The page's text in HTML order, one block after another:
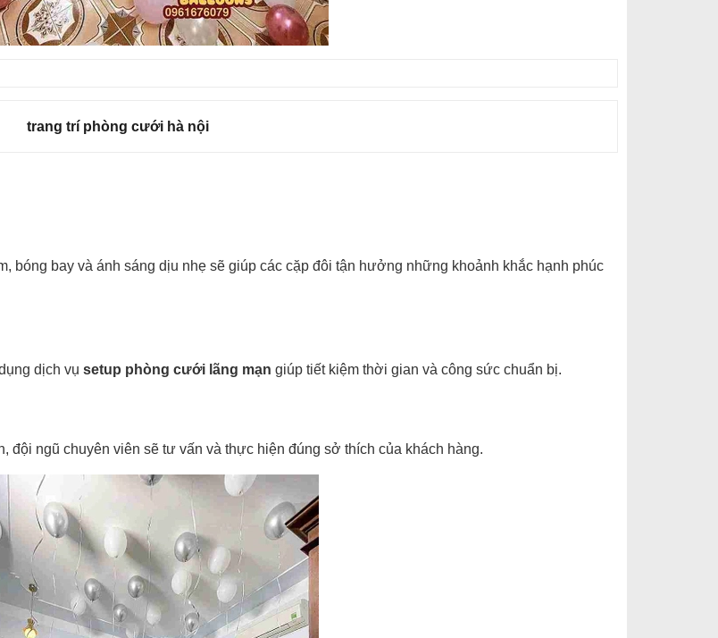
trang trí phòng cưới hà nội
bóng bay và ánh sáng dịu nhẹ sẽ giúp các cặp đôi tận hưởng những khoảnh khắc hạnh phúc
dịch vụ setup phòng cưới lãng mạn giúp tiết kiệm thời gian và công sức chuẩn bị.
đội ngũ chuyên viên sẽ tư vấn và thực hiện đúng sở thích của khách hàng.